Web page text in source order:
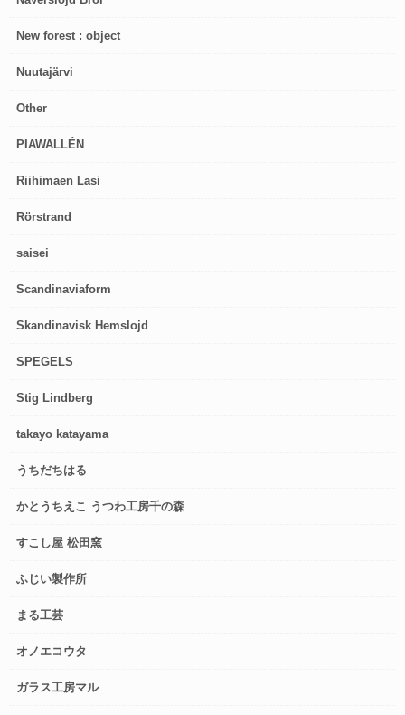
New forest : object
Nuutajärvi
Other
PIAWALLÉN
Riihimaen Lasi
Rörstrand
saisei
Scandinaviaform
Skandinavisk Hemslojd
SPEGELS
Stig Lindberg
takayo katayama
うちだちはる
かとうちえこ うつわ工房千の森
すこし屋 松田窯
ふじい製作所
まる工芸
オノエコウタ
ガラス工房マル